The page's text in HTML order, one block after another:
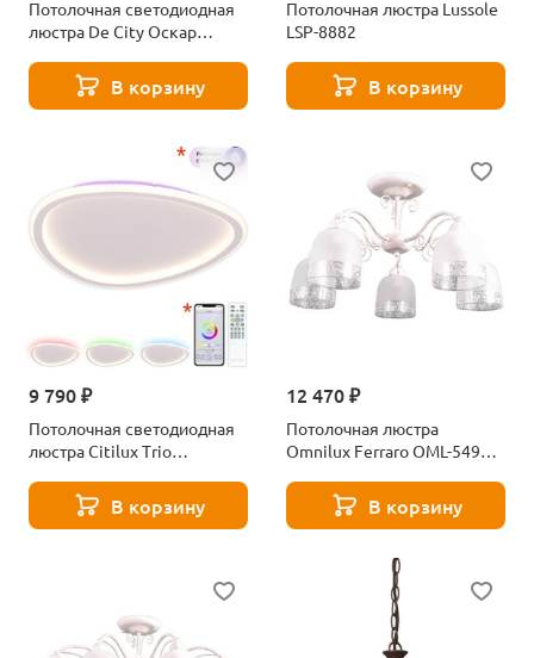
Потолочная светодиодная
люстра De City Оскар
В корзину
Потолочная люстра Lussole
LSP-8882
В корзину
9 790 ₽
Потолочная светодиодная
люстра Citilux Тrio
В корзину
12 470 ₽
Потолочная люстра
Omnilux Ferraro OML-54907-
В корзину